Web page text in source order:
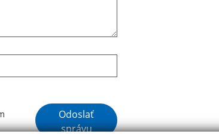
Google reCaptcha Response
Odoslať
správu